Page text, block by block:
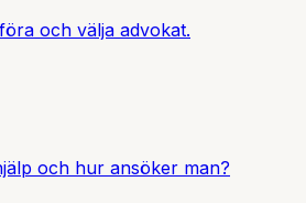
och välja advokat.
och hur ansöker man?